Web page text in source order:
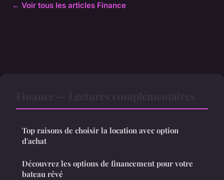
← Voir tous les articles Finance
Top raisons de choisir la location avec option
d'achat
Découvrez les options de financement pour votre
bateau rêvé